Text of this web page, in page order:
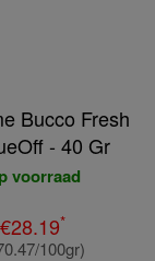
Bucco Fresh
- 40 Gr
voorraad
€28.19*
100gr)